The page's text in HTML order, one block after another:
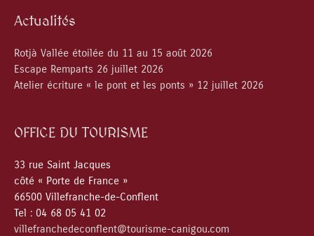
Actualités
Rotjà Vallée étoilée du 11 au 15 août 2026
Escape Remparts 26 juillet 2026
Atelier écriture « le pont et les ponts » 12 juillet 2026
OFFICE DU TOURISME
33 rue Saint Jacques
côté « Porte de France »
66500 Villefranche-de-Conflent
Tel : 04 68 05 41 02
villefranchedeconflent@tourisme-canigou.com